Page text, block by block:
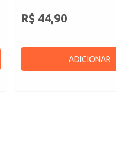
R$ 44,90
ADICIONAR